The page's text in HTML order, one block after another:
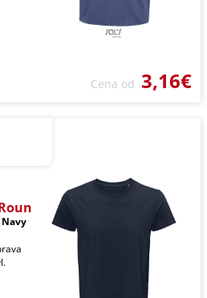
Cena od 3,16€
Navy